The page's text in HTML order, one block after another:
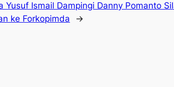
Yusuf Ismail Dampingi Danny Pomanto
ke Forkopimda
→